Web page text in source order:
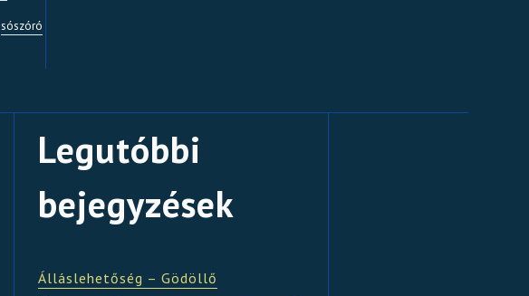
sószóró
Legutóbbi
bejegyzések
Álláslehetőség – Gödöllő